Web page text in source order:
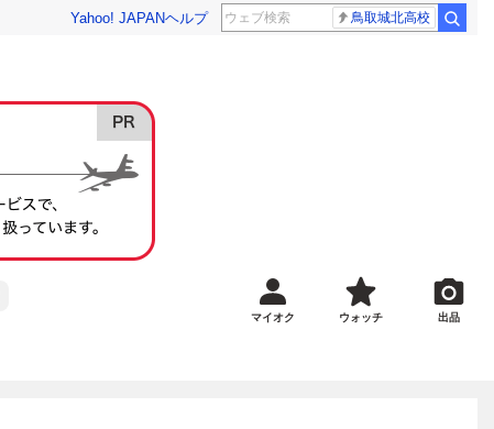
Yahoo! JAPANヘルプ 鳥取城北高校
マイオク ウォッチ 出品